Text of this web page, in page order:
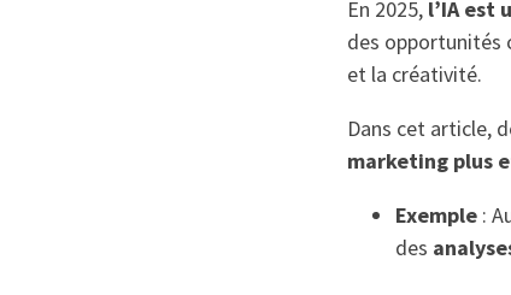
En 2025, l’IA est
des opportunités
et la créativité.
Dans cet article,
marketing plus
Exemple :
des